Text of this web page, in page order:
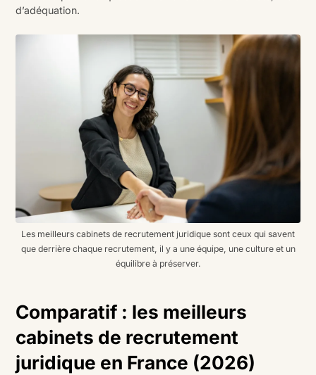
d’adéquation.
Les meilleurs cabinets de recrutement juridique sont ceux qui savent
que derrière chaque recrutement, il y a une équipe, une culture et un
équilibre à préserver.
Comparatif : les meilleurs
cabinets de recrutement
juridique en France (2026)